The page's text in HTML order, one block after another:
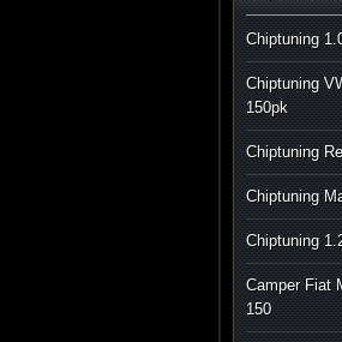
Chiptuning
Chiptuning
150pk
Chiptuning
Chiptuning
Chiptuning
Camper Fiat
150